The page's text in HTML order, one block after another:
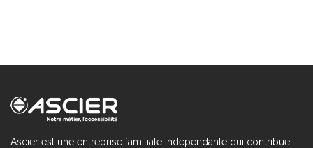
Ascier est une entreprise familiale indépendante qui contribue